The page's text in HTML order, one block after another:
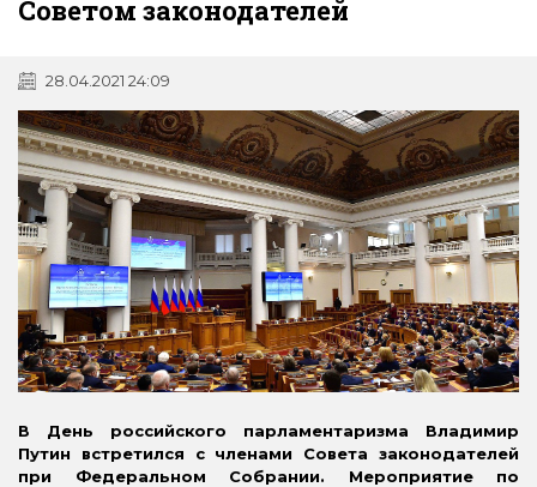
Советом законодателей
28.04.2021 24:09
В День российского парламентаризма Владимир
Путин встретился с членами Совета законодателей
при Федеральном Собрании. Мероприятие по